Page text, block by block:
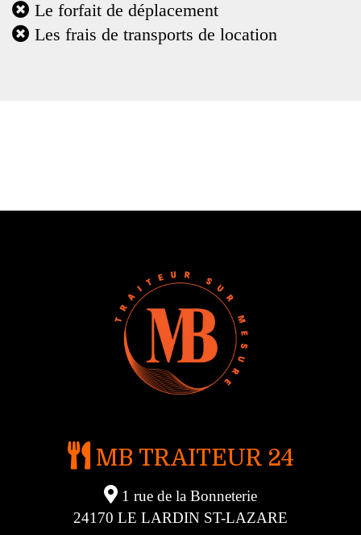
Le forfait de déplacement
Les frais de transports de location
MB TRAITEUR 24
1 rue de la Bonneterie
24170 LE LARDIN ST-LAZARE